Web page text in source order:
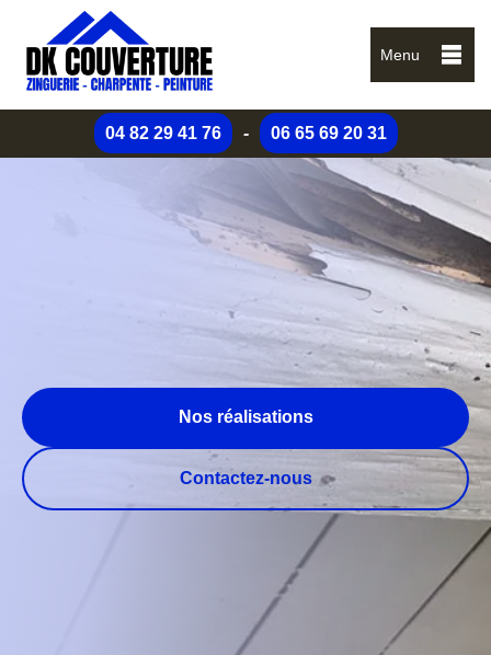
Menu
04 82 29 41 76 - 06 65 69 20 31
Nos réalisations
Contactez-nous